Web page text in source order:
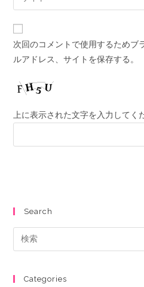
次回のコメントで使用するためブ
ルアドレス、サイトを保存する。
上に表示された文字を入力してく
Search
Categories